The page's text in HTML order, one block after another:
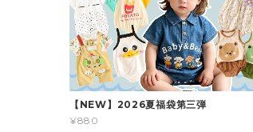
【NEW】2026夏福袋第三弾
¥880